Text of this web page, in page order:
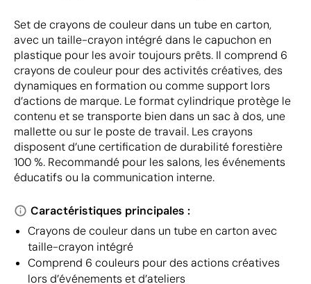
Set de crayons de couleur dans un tube en carton,
avec un taille-crayon intégré dans le capuchon en
plastique pour les avoir toujours prêts. Il comprend 6
crayons de couleur pour des activités créatives, des
dynamiques en formation ou comme support lors
d’actions de marque. Le format cylindrique protège le
contenu et se transporte bien dans un sac à dos, une
mallette ou sur le poste de travail. Les crayons
disposent d’une certification de durabilité forestière
100 %. Recommandé pour les salons, les événements
éducatifs ou la communication interne.
Caractéristiques principales :
Crayons de couleur dans un tube en carton avec
taille-crayon intégré
Comprend 6 couleurs pour des actions créatives
lors d’événements et d’ateliers